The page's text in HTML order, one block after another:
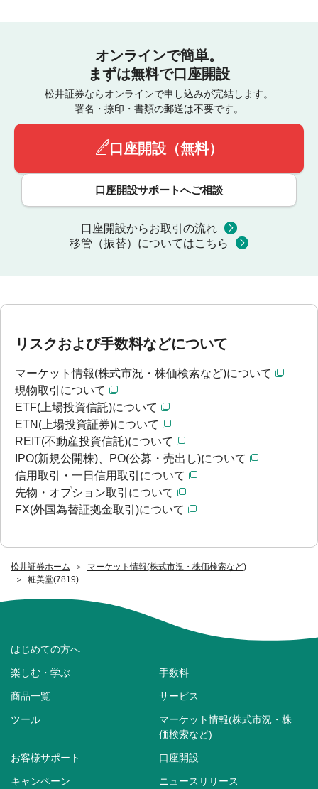
松井証券ホーム
マーケット情報(株式市況・株価検索など)
粧美堂(7819)
オンラインで簡単。
まずは無料で口座開設
松井証券ならオンラインで申し込みが完結します。
署名・捺印・書類の郵送は不要です。
口座開設（無料）
口座開設サポートへご相談
口座開設からお取引の流れ
移管（振替）についてはこちら
リスクおよび手数料などについて
マーケット情報(株式市況・株価検索など)について
現物取引について
ETF(上場投資信託)について
ETN(上場投資証券)について
REIT(不動産投資信託)について
IPO(新規公開株)、PO(公募・売出し)について
信用取引・一日信用取引について
先物・オプション取引について
FX(外国為替証拠金取引)について
はじめての方へ
楽しむ・学ぶ 手数料
商品一覧 サービス
ツール
マーケット情報(株式市況・株
価検索など)
お客様サポート 口座開設
キャンペーン ニュースリリース